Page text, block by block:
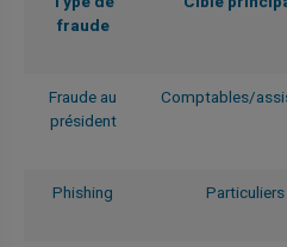
fraude
Fraude au
président
Comptables/
Phishing
Particuliers